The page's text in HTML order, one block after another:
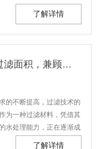
免清洗时水流干扰。二、
了解详情
高精度折叠滤芯：超大过滤面积，兼顾净化精度与水处理效率
的不断提高，过滤技术的
为一种过滤材料，凭借其
水处理能力，正在逐渐成
面积，提升处理效率高精
了解详情